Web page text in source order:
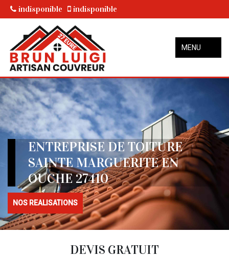
indisponible indisponible
MENU
ENTREPRISE DE TOITURE
SAINTE MARGUERITE EN
OUCHE 27410
NOS REALISATIONS
DEVIS GRATUIT